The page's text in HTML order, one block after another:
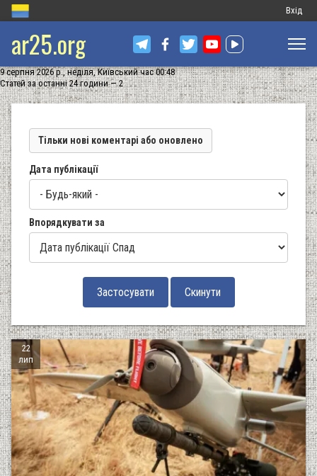
Меню
запису
Вхід
ar25.org
9 серпня 2026 р., неділя, Київський час 00:48
Статей за останні 24 години — 2
Тільки нові коментарі або оновлено
Дата публікації
Впорядкувати за
22
лип